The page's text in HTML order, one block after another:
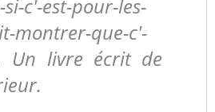
c'-est-pour-les-
montrer-que-c'-
Un livre écrit de